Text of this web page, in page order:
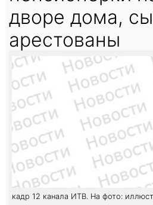
дворе дома,
арестованы
кадр 12 канала ИТВ. На фото: